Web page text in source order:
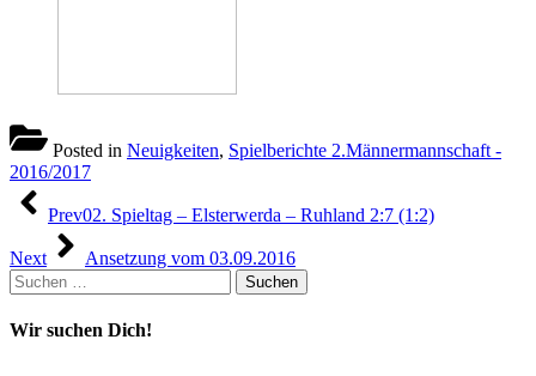
Posted in Neuigkeiten, Spielberichte 2.Männermannschaft -
2016/2017
Beitragsnavigation
Prev02. Spieltag – Elsterwerda – Ruhland 2:7 (1:2)
Next
Ansetzung vom 03.09.2016
Suchen
nach:
Wir suchen Dich!